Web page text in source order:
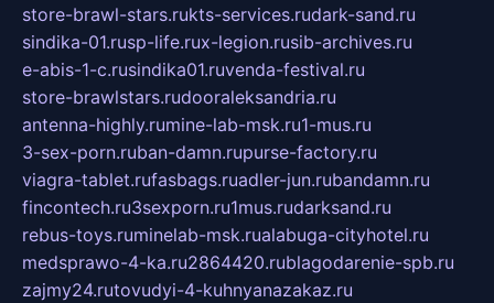
store-brawl-stars.rukts-services.rudark-sand.ru
sindika-01.rusp-life.rux-legion.rusib-archives.ru
e-abis-1-c.rusindika01.ruvenda-festival.ru
store-brawlstars.rudooraleksandria.ru
antenna-highly.rumine-lab-msk.ru1-mus.ru
3-sex-porn.ruban-damn.rupurse-factory.ru
viagra-tablet.rufasbags.ruadler-jun.rubandamn.ru
fincontech.ru3sexporn.ru1mus.rudarksand.ru
rebus-toys.ruminelab-msk.rualabuga-cityhotel.ru
medsprawo-4-ka.ru2864420.rublagodarenie-spb.ru
zajmy24.rutovudyi-4-kuhnyanazakaz.ru